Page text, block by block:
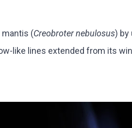
mantis (Creobroter nebulosus) by
like lines extended from its